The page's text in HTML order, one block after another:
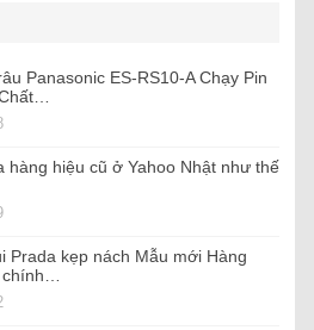
Panasonic ES-RS10-A Chạy Pin
hàng hiệu cũ ở Yahoo Nhật như thế
Prada kẹp nách Mẫu mới Hàng
chính…